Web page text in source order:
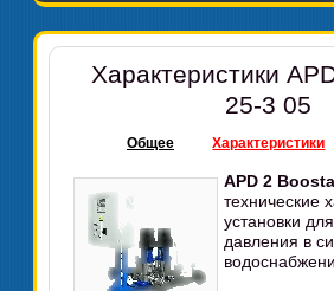
Характеристики
25-3 05
Общее Характеристики
APD 2
технические
установки
давления в